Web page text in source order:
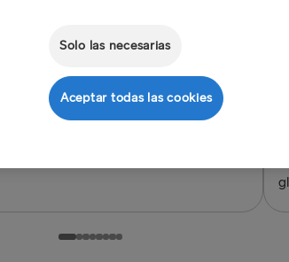
€5.50
Solo las necesarias
Aceptar todas las cookies